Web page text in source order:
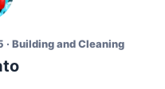
· Building and Cleaning